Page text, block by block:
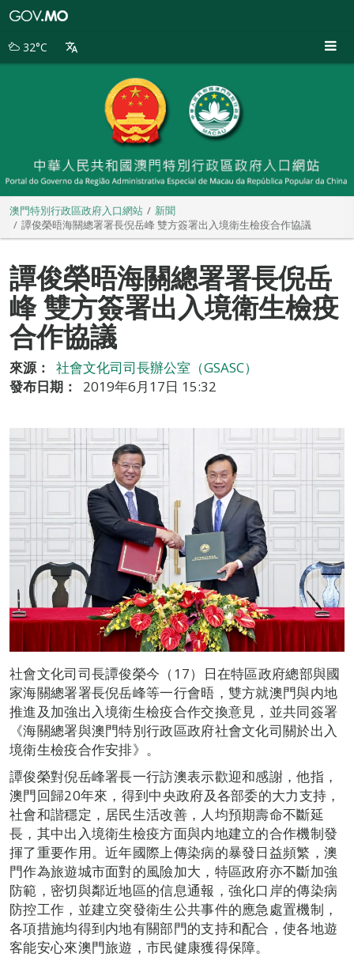
別
32°C
澳門特別行政區政府入口網站
新聞
譚俊榮晤海關總署署長倪岳峰 雙方簽署出入境衛生檢疫合作協議
譚俊榮晤海關總署署長倪岳
峰 雙方簽署出入境衛生檢疫
合作協議
來源：
社會文化司司長辦公室（GSASC）
發布日期：
2019年6月17日 15:32
社會文化司司長譚俊榮今（17）日在特區政府總部與國
家海關總署署長倪岳峰等一行會晤，雙方就澳門與内地
推進及加強出入境衛生檢疫合作交換意見，並共同簽署
《海關總署與澳門特別行政區政府社會文化司關於出入
境衛生檢疫合作安排》。
譚俊榮對倪岳峰署長一行訪澳表示歡迎和感謝，他指，
澳門回歸20年來，得到中央政府及各部委的大力支持，
社會和諧穩定，居民生活改善，人均預期壽命不斷延
長，其中出入境衛生檢疫方面與内地建立的合作機制發
揮了重要作用。近年國際上傳染病的暴發日益頻繁，澳
門作為旅遊城市面對的風險加大，特區政府亦不斷加強
防範，密切與鄰近地區的信息通報，強化口岸的傳染病
防控工作，並建立突發衛生公共事件的應急處置機制，
各項措施均得到内地有關部門的支持和配合，使各地遊
客能安心來澳門旅遊，市民健康獲得保障。